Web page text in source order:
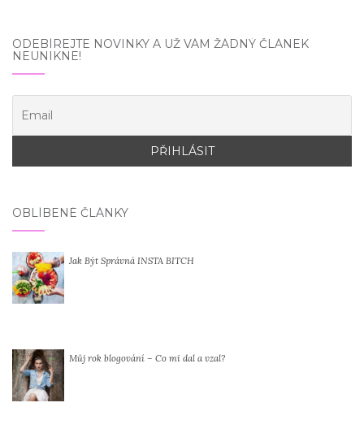
ODEBÍREJTE NOVINKY A UŽ VÁM ŽÁDNÝ ČLÁNEK
NEUNIKNE!
OBLÍBENÉ ČLÁNKY
Jak Být Správná INSTA BITCH
Můj rok blogování – Co mi dal a vzal?